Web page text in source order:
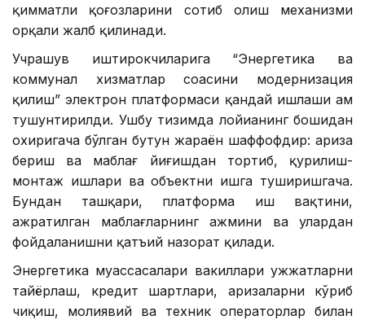
қимматли қоғозларини сотиб олиш механизми
орқали жалб қилинади.
Учрашув иштирокчиларига “Энергетика ва
коммунал хизматлар соҳасини модернизация
қилиш” электрон платформаси қандай ишлаши ҳам
тушунтирилди. Ушбу тизимда лойиҳанинг бошидан
охиригача бўлган бутун жараён шаффофдир: ариза
бериш ва маблағ йиғишдан тортиб, қурилиш-
монтаж ишлари ва объектни ишга туширишгача.
Бундан ташқари, платформа иш вақтини,
ажратилган маблағларнинг ҳажмини ва улардан
фойдаланишни қатъий назорат қилади.
Энергетика муассасалари вакиллари ҳужжатларни
тайёрлаш, кредит шартлари, аризаларни кўриб
чиқиш, молиявий ва техник операторлар билан